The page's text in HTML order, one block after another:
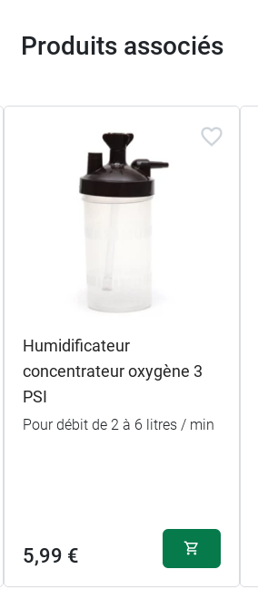
Produits associés
Humidificateur
concentrateur oxygène 3
PSI
Pour débit de 2 à 6 litres / min
5,99 €